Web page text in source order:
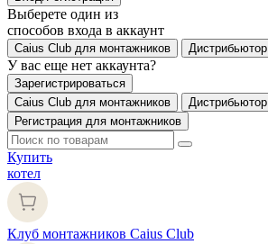
Выберете один из
способов входа в аккаунт
Caius Club для монтажников Дистрибьютор
У вас еще нет аккаунта?
Зарегистрироваться
Caius Club для монтажников
Дистрибьютор
Регистрация для монтажников
Купить
котел
Клуб монтажников Caius Club